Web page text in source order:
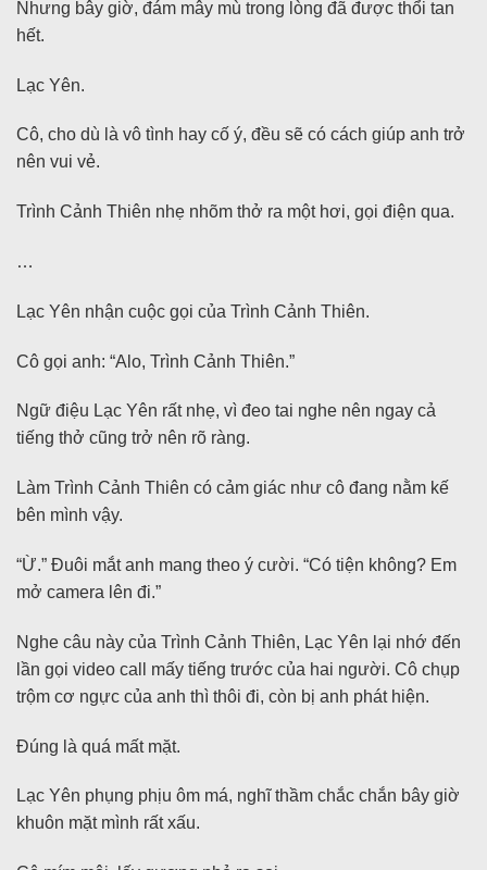
Nhưng bây giờ, đám mây mù trong lòng đã được thổi tan
hết.
Lạc Yên.
Cô, cho dù là vô tình hay cố ý, đều sẽ có cách giúp anh trở
nên vui vẻ.
Trình Cảnh Thiên nhẹ nhõm thở ra một hơi, gọi điện qua.
…
Lạc Yên nhận cuộc gọi của Trình Cảnh Thiên.
Cô gọi anh: “Alo, Trình Cảnh Thiên.”
Ngữ điệu Lạc Yên rất nhẹ, vì đeo tai nghe nên ngay cả
tiếng thở cũng trở nên rõ ràng.
Làm Trình Cảnh Thiên có cảm giác như cô đang nằm kế
bên mình vậy.
“Ừ.” Đuôi mắt anh mang theo ý cười. “Có tiện không? Em
mở camera lên đi.”
Nghe câu này của Trình Cảnh Thiên, Lạc Yên lại nhớ đến
lần gọi video call mấy tiếng trước của hai người. Cô chụp
trộm cơ ngực của anh thì thôi đi, còn bị anh phát hiện.
Đúng là quá mất mặt.
Lạc Yên phụng phịu ôm má, nghĩ thầm chắc chắn bây giờ
khuôn mặt mình rất xấu.